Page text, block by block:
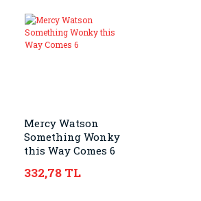
Mercy Watson
Something Wonky
this Way Comes 6
332,78 TL